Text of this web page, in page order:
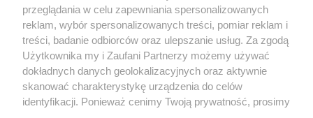
Nie zapomnij
zapoznać się z:
polityką prywatności regulamin korzystania z portali
Twojemiasto
Piekary Śląskie
Chorzów
Tarnowskie Góry
Skontaktuj sięz nami
Kontakt
Wydawca
Redakcja
przeglądania w celu zapewniania spersonalizowanych
reklam, wybór spersonalizowanych treści, pomiar reklam i
treści, badanie odbiorców oraz ulepszanie usług. Za zgodą
Użytkownika my i Zaufani Partnerzy możemy używać
dokładnych danych geolokalizacyjnych oraz aktywnie
skanować charakterystykę urządzenia do celów
identyfikacji. Ponieważ cenimy Twoją prywatność, prosimy